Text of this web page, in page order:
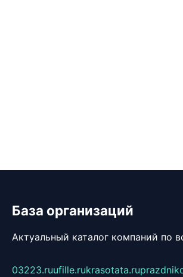
База организаций
Актуальный каталог компаний по
03223.ruufille.rukrasotata.ru